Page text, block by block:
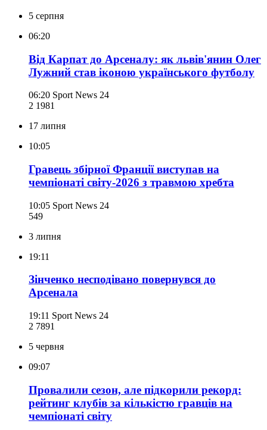
5 серпня
06:20
Від Карпат до Арсеналу: як львів'янин Олег
Лужний став іконою українського футболу
06:20 Sport News 24
2 1981
17 липня
10:05
Гравець збірної Франції виступав на
чемпіонаті світу-2026 з травмою хребта
10:05 Sport News 24
549
3 липня
19:11
Зінченко несподівано повернувся до
Арсенала
19:11 Sport News 24
2 7891
5 червня
09:07
Провалили сезон, але підкорили рекорд:
рейтинг клубів за кількістю гравців на
чемпіонаті світу